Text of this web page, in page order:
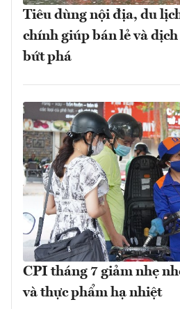
Tiêu dùng nội địa, du
chính giúp bán lẻ và
bứt phá
CPI tháng 7 giảm nhẹ
và thực phẩm hạ nhiệt